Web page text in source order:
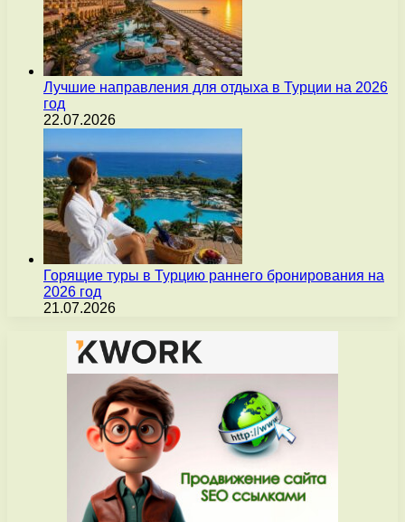
Лучшие направления для отдыха в Турции на 2026
год
22.07.2026
Горящие туры в Турцию раннего бронирования на
2026 год
21.07.2026